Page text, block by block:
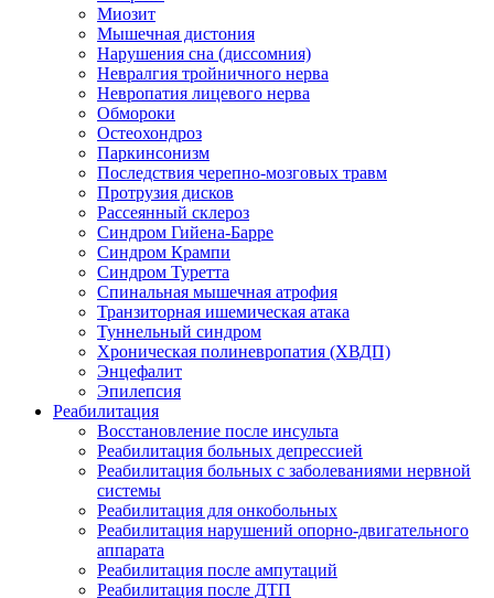
Миозит
Мышечная дистония
Нарушения сна (диссомния)
Невралгия тройничного нерва
Невропатия лицевого нерва
Обмороки
Остеохондроз
Паркинсонизм
Последствия черепно-мозговых травм
Протрузия дисков
Рассеянный склероз
Синдром Гийена-Барре
Синдром Крампи
Синдром Туретта
Спинальная мышечная атрофия
Транзиторная ишемическая атака
Туннельный синдром
Хроническая полиневропатия (ХВДП)
Энцефалит
Эпилепсия
Реабилитация
Восстановление после инсульта
Реабилитация больных депрессией
Реабилитация больных с заболеваниями нервной
системы
Реабилитация для онкобольных
Реабилитация нарушений опорно-двигательного
аппарата
Реабилитация после ампутаций
Реабилитация после ДТП